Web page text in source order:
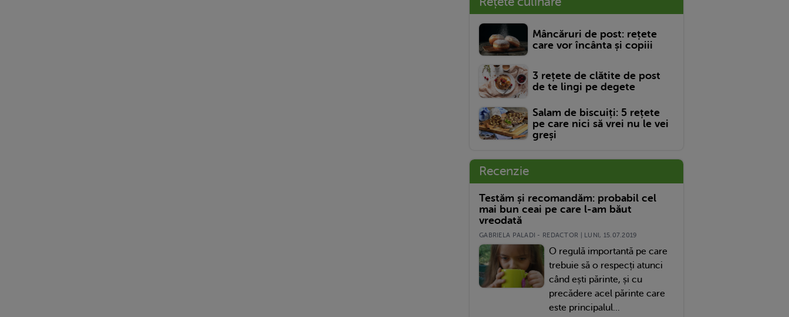
Mâncăruri de post: rețete
care vor încânta și copiii
3 rețete de clătite de post
de te lingi pe degete
Salam de biscuiți: 5 rețete
pe care nici să vrei nu le vei
greși
Recenzie
Testăm și recomandăm: probabil cel
mai bun ceai pe care l-am băut
vreodată
GABRIELA PALADI - REDACTOR | LUNI, 15.07.2019
O regulă importantă pe care
trebuie să o respecți atunci
când ești părinte, și cu
precădere acel părinte care
este principalul...